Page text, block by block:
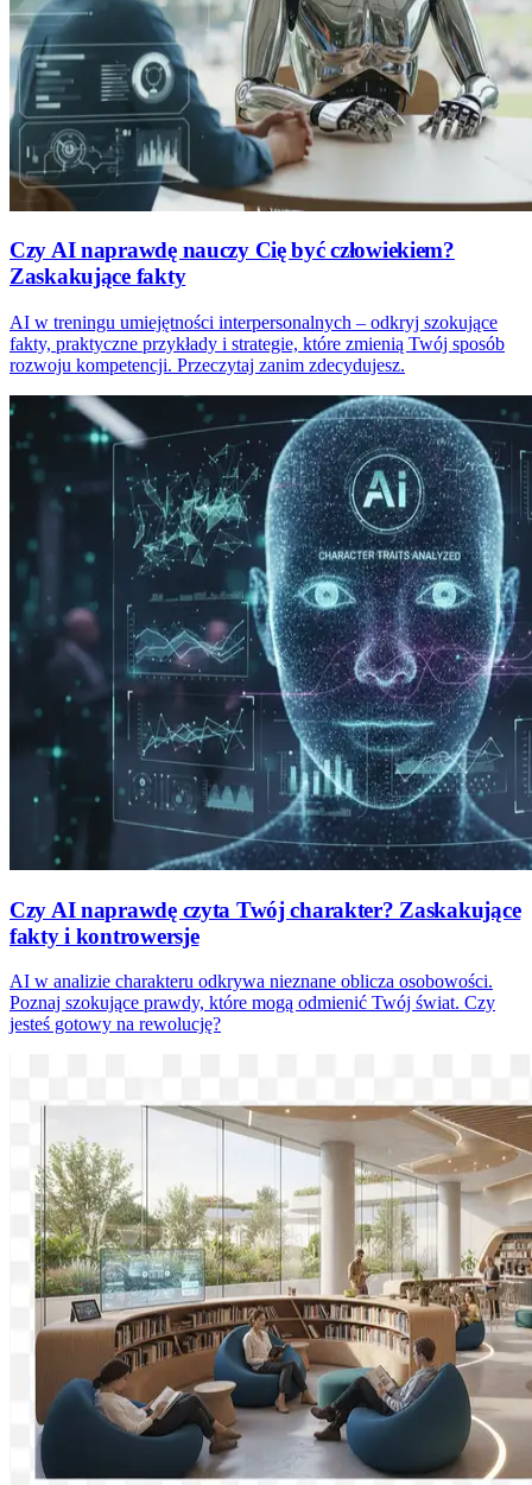
Czy AI naprawdę nauczy Cię być człowiekiem?
Zaskakujące fakty
AI w treningu umiejętności interpersonalnych – odkryj szokujące
fakty, praktyczne przykłady i strategie, które zmienią Twój sposób
rozwoju kompetencji. Przeczytaj zanim zdecydujesz.
Czy AI naprawdę czyta Twój charakter? Zaskakujące
fakty i kontrowersje
AI w analizie charakteru odkrywa nieznane oblicza osobowości.
Poznaj szokujące prawdy, które mogą odmienić Twój świat. Czy
jesteś gotowy na rewolucję?